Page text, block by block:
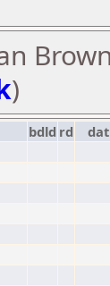
)
bdld rd